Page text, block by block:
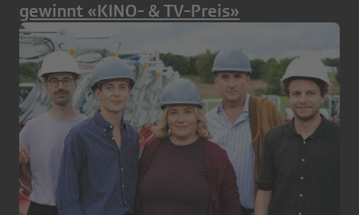
gewinnt «KINO- & TV-Preis»